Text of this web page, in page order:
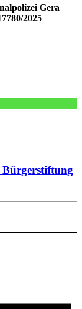
Gera
2025
Bürgerstiftung